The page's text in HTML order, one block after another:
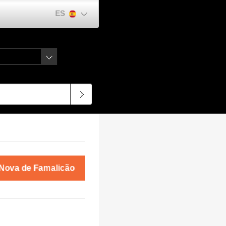
ES
de Famalicão